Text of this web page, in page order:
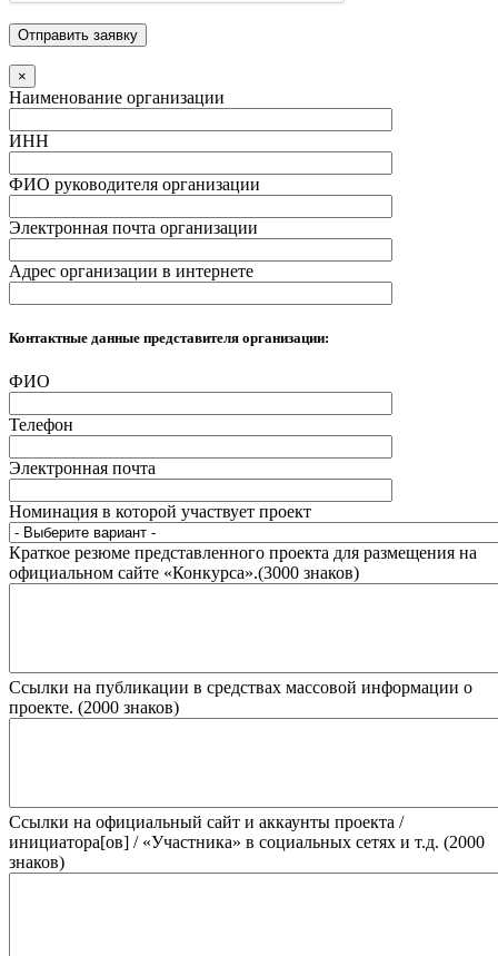
×
Наименование организации
ИНН
ФИО руководителя организации
Электронная почта организации
Адрес организации в интернете
Контактные данные представителя организации:
ФИО
Телефон
Электронная почта
Номинация в которой участвует проект
Краткое резюме представленного проекта для размещения на
официальном сайте «Конкурса».(3000 знаков)
Ссылки на публикации в средствах массовой информации о
проекте. (2000 знаков)
Ссылки на официальный сайт и аккаунты проекта /
инициатора[ов] / «Участника» в социальных сетях и т.д. (2000
знаков)